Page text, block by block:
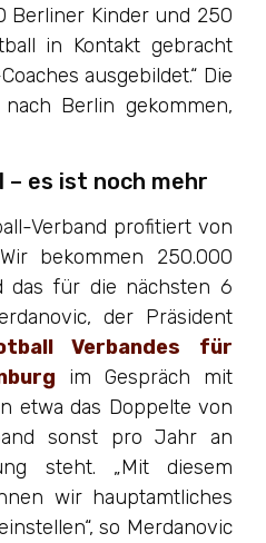
Berliner Kinder und 250
in Kontakt gebracht
ausgebildet.“ Die
Berlin gekommen,
– es ist noch mehr
Verband profitiert von
bekommen 250.000
für die nächsten 6
der Präsident
Verbandes für
im Gespräch mit
etwa das Doppelte von
sonst pro Jahr an
steht. „Mit diesem
wir hauptamtliches
so Merdanovic